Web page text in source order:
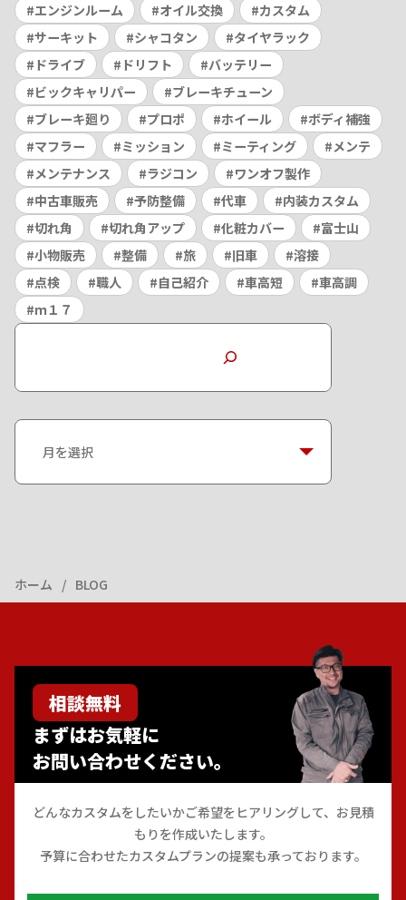
エンジンルーム
オイル交換
カスタム
サーキット
シャコタン
タイヤラック
ドライブ
ドリフト
バッテリー
ビックキャリパー
ブレーキチューン
ブレーキ廻り
プロポ ホイール
ボディ補強
マフラー
ミッション ミーティング
メンテ
メンテナンス
ラジコン
ワンオフ製作
中古車販売
予防整備 代車
内装カスタム
切れ角
切れ角アップ 化粧カバー
富士山
小物販売
整備 旅 旧車
溶接
点検
職人 自己紹介 車高短
車高調
ｍ１７
検索
ア
イ
ホーム BLOG
相談無料
まずはお気軽に
お問い合わせください。
どんなカスタムをしたいかご希望をヒアリングして、お見積
もりを作成いたします。
予算に合わせたカスタムプランの提案も承っております。